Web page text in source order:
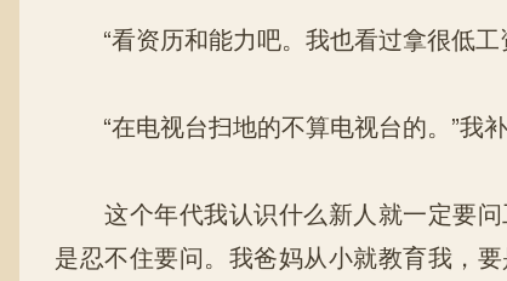
“看资历和能力吧。我也看过拿很低工
“在电视台扫地的不算电视台的。”我
这个年代我认识什么新人就一定要问
是忍不住要问。我爸妈从小就教育我，